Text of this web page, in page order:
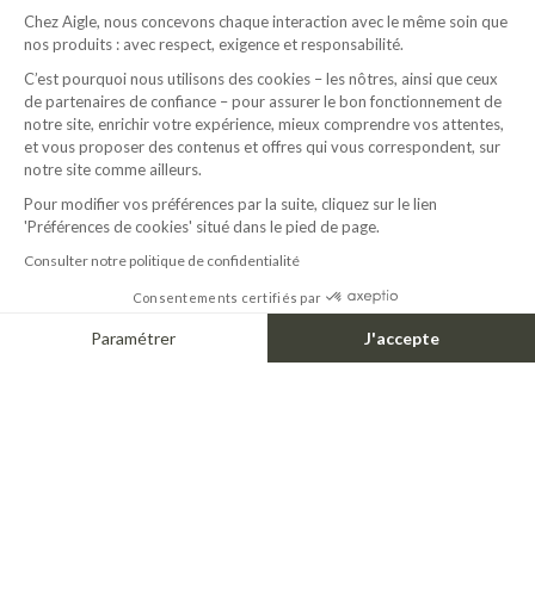
+1
LIFEPROOF
BUILT FOR EVERY TERRAIN, MADE FOR EVERYDAY FREEDOM
A signature born from terrain & elevation.
A single gesture, traced by the ridge of a mountain.
in nature, designed to endure, it embodies a life built to rise above.
Chez Aigle, nous concevons chaque interaction avec le même soin que
nos produits : avec respect, exigence et responsabilité.
C’est pourquoi nous utilisons des cookies – les nôtres, ainsi que ceux
de partenaires de confiance – pour assurer le bon fonctionnement de
notre site, enrichir votre expérience, mieux comprendre vos attentes,
et vous proposer des contenus et offres qui vous correspondent, sur
notre site comme ailleurs.
Pour modifier vos préférences par la suite, cliquez sur le lien
'Préférences de cookies' situé dans le pied de page.
Consulter notre politique de confidentialité
Consentements certifiés par
Paramétrer J'accepte